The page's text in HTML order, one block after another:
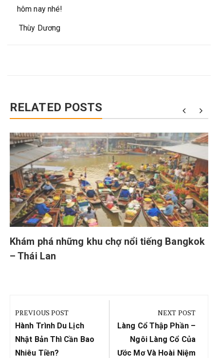
hôm nay nhé!
Thùy Dương
RELATED POSTS
Khám phá những khu chợ nổi tiếng Bangkok
– Thái Lan
hướng
bài
viết
PREVIOUS POST
Previous
Post:
Hành Trình Du Lịch
Nhật Bản Thì Cần Bao
Nhiêu Tiền?
NEXT POST
Next
Post:
Làng Cổ Thập Phần –
Ngôi Làng Cổ Của
Ước Mơ Và Hoài Niệm